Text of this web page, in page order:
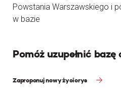
Powstania Warszawskiego i
w bazie
Pomóż uzupełnić
Zaproponuj nowy życiorys